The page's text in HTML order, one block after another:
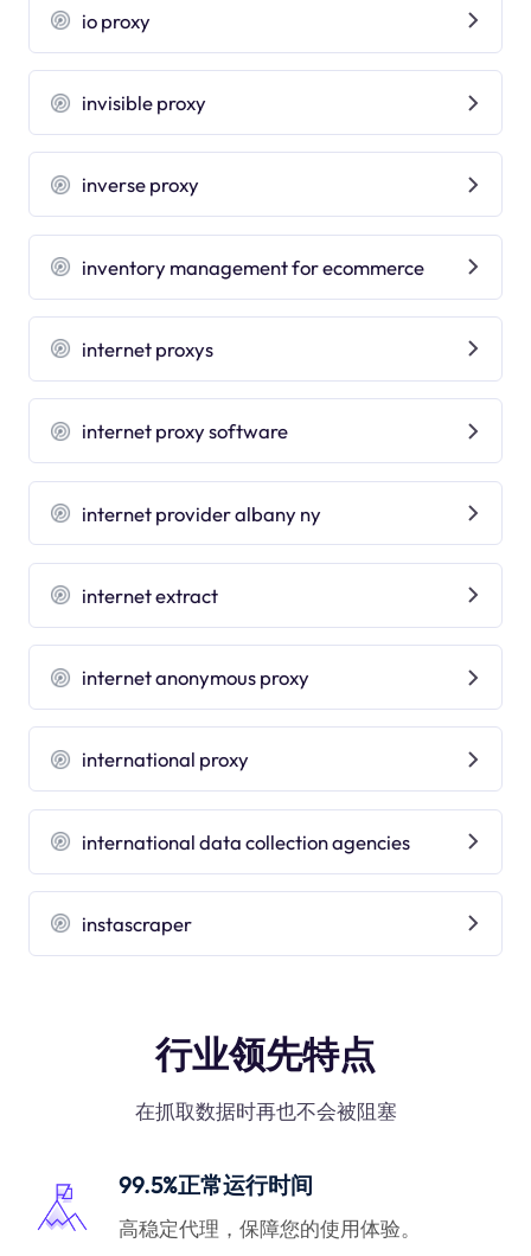
io proxy
invisible proxy
inverse proxy
inventory management for ecommerce
internet proxys
internet proxy software
internet provider albany ny
internet extract
internet anonymous proxy
international proxy
international data collection agencies
instascraper
行业领先特点
在抓取数据时再也不会被阻塞
99.5%正常运行时间
高稳定代理，保障您的使用体验。